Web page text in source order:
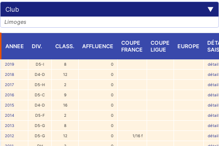
Club ▼
Limoges
ANNEE DIV. CLASS. AFFLUENCE
COUPE
FRANCE
COUPE
LIGUE
EUROPE
2019 D5-I 8 0 détail
2018 D4-D 12 0 détail
2017 D5-H 2 0 détail
2016 D5-C 9 0 détail
2015 D4-D 16 0 détail
2014 D5-F 2 0 détail
2013 D5-G 8 0 détail
2012 D5-G 12 0 1/16 f détail